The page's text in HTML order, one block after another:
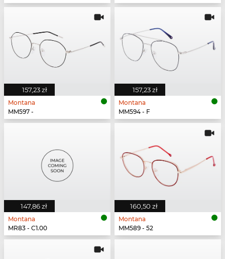
157,23 zł
Montana
MM597 -
157,23 zł
Montana
MM594 - F
147,86 zł
Montana
MR83 - C1.00
160,50 zł
Montana
MM589 - 52